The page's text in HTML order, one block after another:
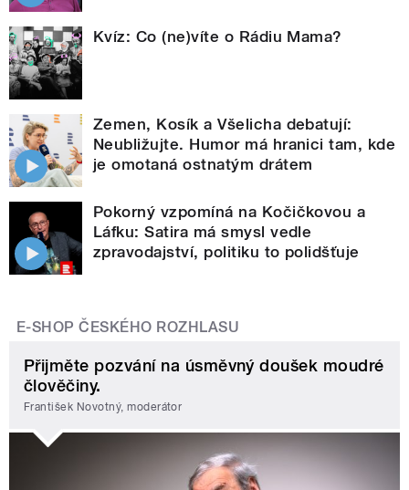
Kvíz: Co (ne)víte o Rádiu Mama?
Zemen, Kosík a Všelicha debatují:
Neubližujte. Humor má hranici tam, kde
je omotaná ostnatým drátem
Pokorný vzpomíná na Kočičkovou a
Láfku: Satira má smysl vedle
zpravodajství, politiku to polidšťuje
E-SHOP ČESKÉHO ROZHLASU
Přijměte pozvání na úsměvný doušek moudré
člověčiny.
František Novotný, moderátor